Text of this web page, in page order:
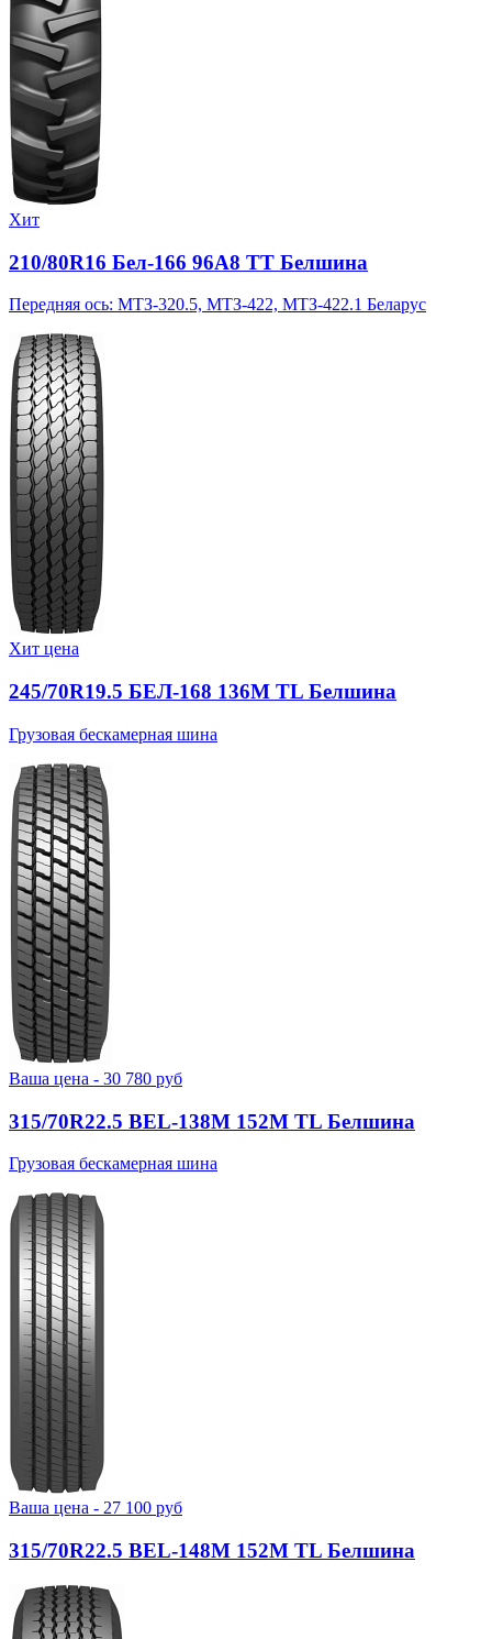
Хит
210/80R16 Бел-166 96A8 TT Белшина
Передняя ось: МТЗ-320.5, МТЗ-422, МТЗ-422.1 Беларус
Хит цена
245/70R19.5 БЕЛ-168 136M TL Белшина
Грузовая бескамерная шина
Ваша цена - 30 780 руб
315/70R22.5 BEL-138М 152M TL Белшина
Грузовая бескамерная шина
Ваша цена - 27 100 руб
315/70R22.5 BEL-148М 152M TL Белшина